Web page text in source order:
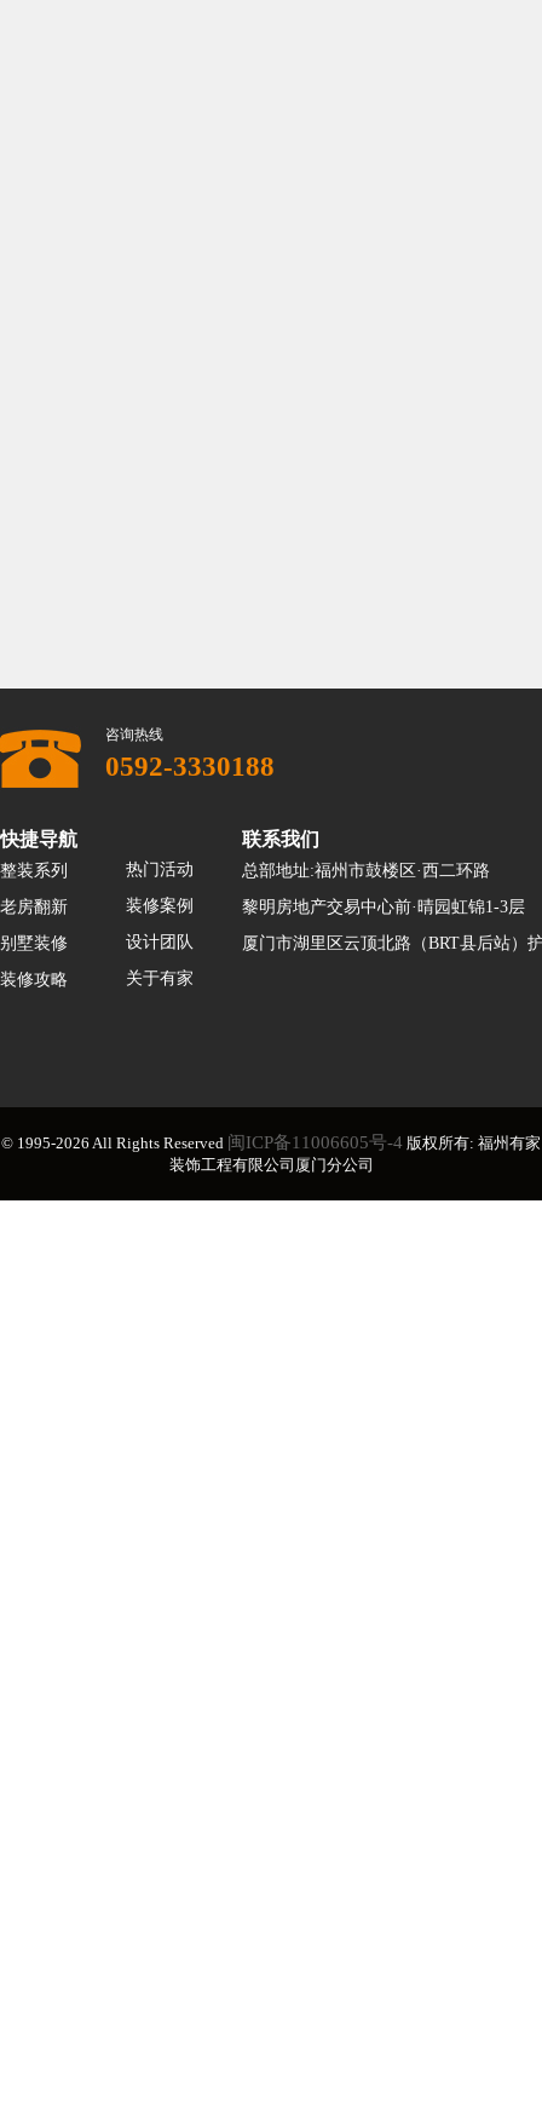
咨询热线
0592-3330188
快捷导航
整装系列
老房翻新
别墅装修
装修攻略
热门活动
装修案例
设计团队
关于有家
联系我们
总部地址:福州市鼓楼区·西二环路
黎明房地产交易中心前·晴园虹锦1-3层
厦门市湖里区云顶北路（BRT县后站）
© 1995-2026 All Rights Reserved 闽ICP备11006605号-4 版权所有: 福州有家
装饰工程有限公司厦门分公司